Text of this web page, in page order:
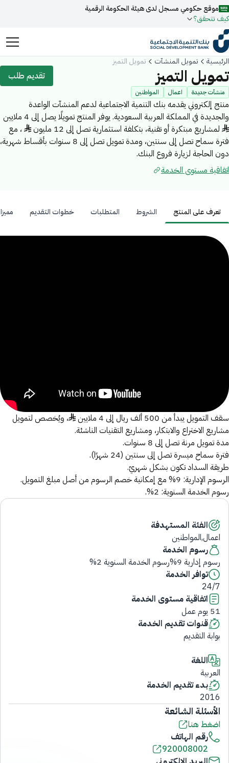
موقع حكومي مسجل لدى هيئة الحكومة الرقمية
كيف تتحقق؟
روابط المواقع الالكترونية الرسمية السعودية تنتهي بـ
.gov.sa
جميع روابط المواقع الرسمية التابعة للجهات الحكومية في المملكة
العربية السعودية تنتهي بـ .gov.sa
المواقع الالكترونية الحكومية تستخدم بروتوكولHTTPS
للتشفير و الأمان.
المواقع الالكترونية الآمنة في المملكة العربية السعودية تستخدم
بروتوكول HTTPS للتشفير.
ابحث
فعل البحث الذكي عبر نورة المدعومة بالذكاء الاصطناعي
اقتراحات
تمويل
الفئة المستهدفة
اعمال,المواطنين
رسوم الخدمة
رسوم إدارية 9%رسوم الخدمة السنوية 2%
توافر الخدمة
24/7
اتفاقية مستوى الخدمة
51 يوم عمل
قنوات تقديم الخدمة
بوابة التقديم
اللغة
العربية
بدء تقديم الخدمة
2016
الأسئلة الشائعة
اضغط هنا
رقم الهاتف
920008002
الرئيسية تمويل المنشآت تمويل التميز
تمويل التميز تقديم طلب
منشآت جديدة اعمال المواطنين
منتج إلكتروني يقدمه بنك التنمية الاجتماعية لدعم المنشآت الواعدة
والجديدة في المملكة العربية السعودية. يوفر المنتج تمويلًا يصل إلى 4 ملايين
♦ لمشاريع مبتكرة أو تقنية، بتكلفة استثمارية تصل إلى 12 مليون ♦ ، مع
فترة سماح تصل إلى سنتين، ومدة تمويل تصل إلى 8 سنوات بأقساط شهرية،
دون الحاجة لزيارة فروع البنك.
اتفاقية مستوى الخدمة
تعرف على المنتج الشروط المتطلبات خطوات التقديم
تعرف على المنتج
سقف التمويل يبدأ من 500 ألف ريال إلى 4 ملايين ♦، ويُخصص لتمويل
مشاريع الاختراع والابتكار، ومشاريع التقنيات الناشئة.
مدة تمويل مرنة تصل إلى 8 سنوات.
فترة سماح ميسرة تصل إلى سنتين (24 شهرًا).
طريقة السداد تكون بشكل شهريّ.
الرسوم الإدارية: 9% مع إمكانية خصم الرسوم من أصل مبلغ التمويل.
رسوم الخدمة السنوية: 2%.